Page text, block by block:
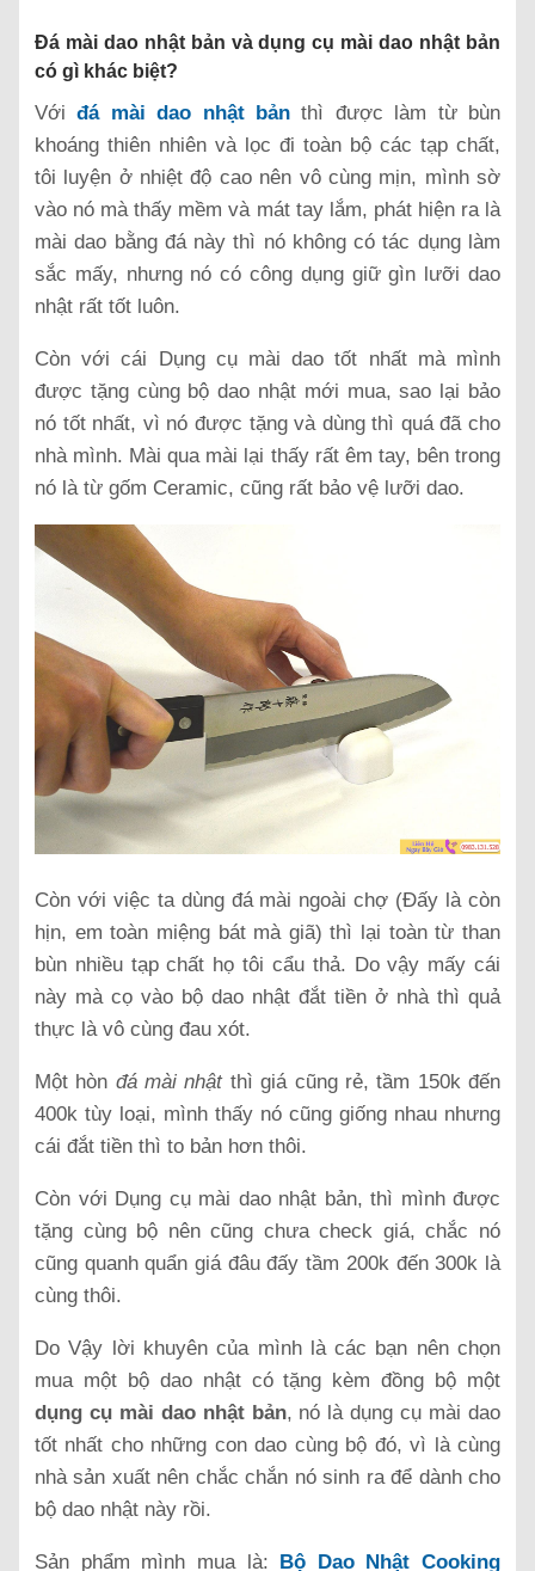
Đá mài dao nhật bản và dụng cụ mài dao nhật bản
có gì khác biệt?
Vớiđá mài dao nhật bản thì được làm từ bùn
khoáng thiên nhiên và lọc đi toàn bộ các tạp chất,
tôi luyện ở nhiệt độ cao nên vô cùng mịn, mình sờ
vào nó mà thấy mềm và mát tay lắm, phát hiện ra là
mài dao bằng đá này thì nó không có tác dụng làm
sắc mấy, nhưng nó có công dụng giữ gìn lưỡi dao
nhật rất tốt luôn.
Còn với cái Dụng cụ mài dao tốt nhất mà mình
được tặng cùng bộ dao nhật mới mua, sao lại bảo
nó tốt nhất, vì nó được tặng và dùng thì quá đã cho
nhà mình. Mài qua mài lại thấy rất êm tay, bên trong
nó là từ gốm Ceramic, cũng rất bảo vệ lưỡi dao.
Còn với việc ta dùng đá mài ngoài chợ (Đấy là còn
hịn, em toàn miệng bát mà giã) thì lại toàn từ than
bùn nhiều tạp chất họ tôi cẩu thả. Do vậy mấy cái
này mà cọ vào bộ dao nhật đắt tiền ở nhà thì quả
thực là vô cùng đau xót.
Một hòn đá mài nhậtthì giá cũng rẻ, tầm 150k đến
400k tùy loại, mình thấy nó cũng giống nhau nhưng
cái đắt tiền thì to bản hơn thôi.
Còn với Dụng cụ mài dao nhật bản, thì mình được
tặng cùng bộ nên cũng chưa check giá, chắc nó
cũng quanh quẩn giá đâu đấy tầm 200k đến 300k là
cùng thôi.
Do Vậy lời khuyên của mình là các bạn nên chọn
mua một bộ dao nhật có tặng kèm đồng bộ một
dụng cụ mài dao nhật bản, nó là dụng cụ mài dao
tốt nhất cho những con dao cùng bộ đó, vì là cùng
nhà sản xuất nên chắc chắn nó sinh ra để dành cho
bộ dao nhật này rồi.
Sản phẩm mình mua là: Bộ Dao Nhật Cooking